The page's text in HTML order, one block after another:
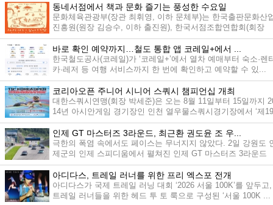
동네서점에서 책과 문화 즐기는 풍성한 수요일
문화체육관광부(장관 최휘영, 이하 문체부)는 한국출판문화산
진흥원(원장 김승수, 이하 출진원), 한국서점조합연합회(회장
오...
바로 확인 예약까지…철도 통합 앱 코레일+에서 ...
한국철도공사(코레일)가 ‘코레일+’에서 열차 예매부터 숙소·렌
카·레저 등 여행 서비스까지 한 번에 확인하고 예약할 수 있...
코리아오픈 주니어 시니어 스쿼시 챔피언십 개최
대한스쿼시연맹(회장 박세준)은 오는 8월 11일부터 15일까지
14년 아시안게임 경기장인 인천 열우물스쿼시경기장에서 ‘제19
회...
인제 GT 마스터즈 3라운드, 최근환 권도윤 조 우...
극한의 폭염 속에서도 페이스는 무너지지 않았다. 2일 강원도
제군의 인제 스피디움에서 펼쳐진 인제 GT 마스터즈 3라운드
최...
아디다스, 트레일 러너를 위한 프리 엑스포 전개
아디다스가 국제 트레일 러닝 대회 ‘2026 서울 100K’를 앞두고,
트레일 러너들을 위한 헤드 투 토 룩으로 구성된 ‘서울 100K ...